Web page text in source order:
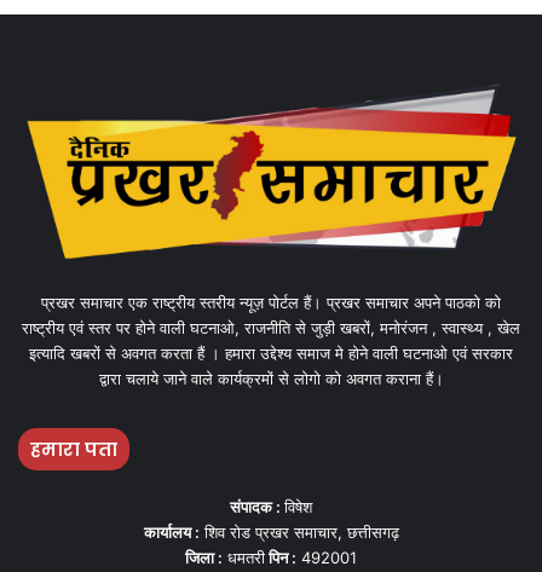
प्रखर समाचार एक राष्ट्रीय स्तरीय न्यूज़ पोर्टल हैं। प्रखर समाचार अपने पाठको को
राष्ट्रीय एवं स्तर पर होने वाली घटनाओ, राजनीति से जुड़ी खबरों, मनोरंजन , स्वास्थ्य , खेल
इत्यादि खबरों से अवगत करता हैं । हमारा उद्देश्य समाज मे होने वाली घटनाओ एवं सरकार
द्वारा चलाये जाने वाले कार्यक्रमों से लोगो को अवगत कराना हैं।
हमारा पता
संपादक :विषेश
कार्यालय : शिव रोड प्रखर समाचार, छत्तीसगढ़
जिला : धमतरीपिन : 492001